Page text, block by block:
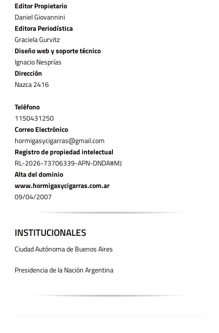
Editor Propietario
Daniel Giovannini
Editora Periodística
Graciela Gurvitz
Diseño web y soporte técnico
Ignacio Nesprías
Dirección
Nazca 2416
Teléfono
11­50431250
Correo Electrónico
hormigasycigarras@gmail.com
Registro de propiedad intelectual
RL-2026-73706339-APN-DNDA#MJ
Alta del dominio
www.hormigasycigarras.com.ar
09/04/2007
INSTITUCIONALES
Ciudad Autónoma de Buenos Aires
Presidencia de la Nación Argentina